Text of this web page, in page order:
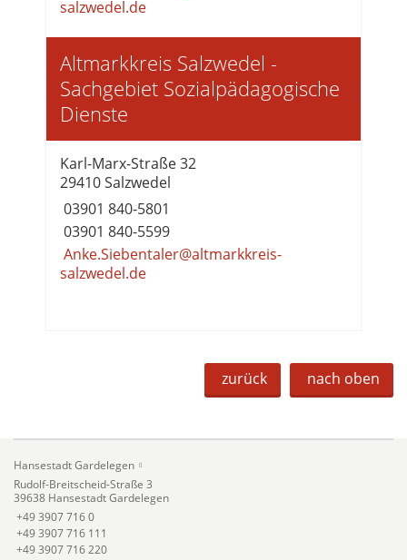
salzwedel.de
Altmarkkreis Salzwedel -
Sachgebiet Sozialpädagogische
Dienste
Karl-Marx-Straße 32
29410 Salzwedel
03901 840-5801
03901 840-5599
Anke.Siebentaler@altmarkkreis-
salzwedel.de
zurück nach oben
Hansestadt Gardelegen
Rudolf-Breitscheid-Straße 3
39638 Hansestadt Gardelegen
+49 3907 716 0
+49 3907 716 111
+49 3907 716 220